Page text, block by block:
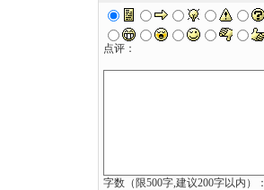
点评：
字数（限500字,建议200字以内）：